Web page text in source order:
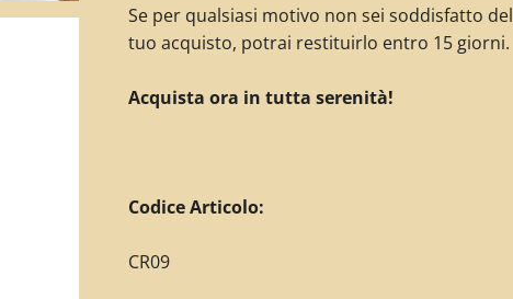
Se per qualsiasi motivo non sei soddisfatto del
tuo acquisto, potrai restituirlo entro 15 giorni.
Acquista ora in tutta serenità!
Codice Articolo:
CR09